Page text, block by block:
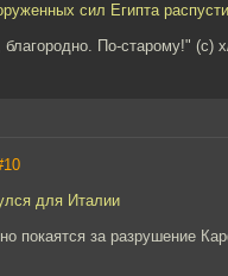
сил Египта
благородно. По-старому!" (с)
для Италии
покаятся за разрушение